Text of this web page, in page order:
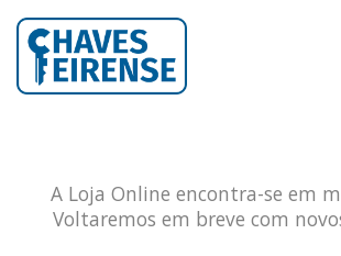
A Loja Online encontra-se em
Voltaremos em breve com